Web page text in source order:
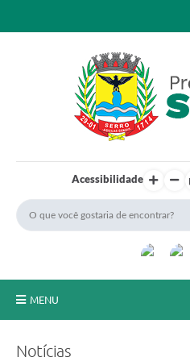
Acessibilidade
MENU
Notícias